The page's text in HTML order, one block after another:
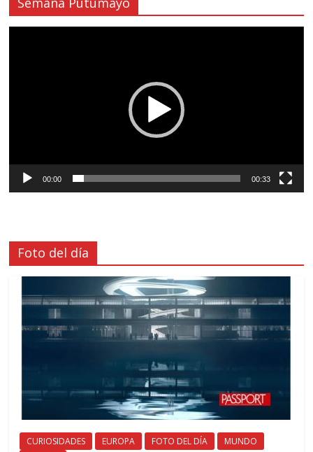
00:00 00:33
Foto del día
CURIOSIDADES EUROPA FOTO DEL DÍA
MUNDO